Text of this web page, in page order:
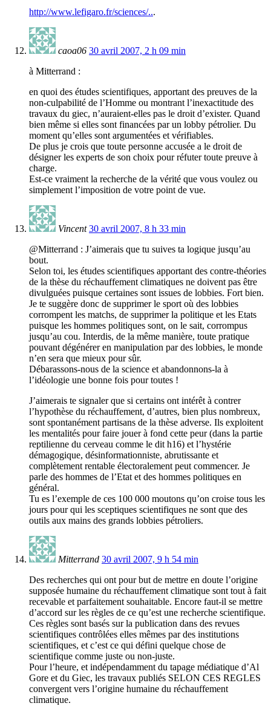
http://www.lefigaro.fr/sciences/...
caoa06 30 avril 2007, 2 h 09 min
à Mitterrand :
en quoi des études scientifiques, apportant des preuves de la
non-culpabilité de l’Homme ou montrant l’inexactitude des
travaux du giec, n’auraient-elles pas le droit d’exister. Quand
bien même si elles sont financées par un lobby pétrolier. Du
moment qu’elles sont argumentées et vérifiables.
De plus je crois que toute personne accusée a le droit de
désigner les experts de son choix pour réfuter toute preuve à
charge.
Est-ce vraiment la recherche de la vérité que vous voulez ou
simplement l’imposition de votre point de vue.
Vincent 30 avril 2007, 8 h 33 min
@Mitterrand : J’aimerais que tu suives ta logique jusqu’au
bout.
Selon toi, les études scientifiques apportant des contre-théories
de la thèse du réchauffement climatiques ne doivent pas être
divulguées puisque certaines sont issues de lobbies. Fort bien.
Je te suggère donc de supprimer le sport où des lobbies
corrompent les matchs, de supprimer la politique et les Etats
puisque les hommes politiques sont, on le sait, corrompus
jusqu’au cou. Interdis, de la même manière, toute pratique
pouvant dégénérer en manipulation par des lobbies, le monde
n’en sera que mieux pour sûr.
Débarassons-nous de la science et abandonnons-la à
l’idéologie une bonne fois pour toutes !
J’aimerais te signaler que si certains ont intérêt à contrer
l’hypothèse du réchauffement, d’autres, bien plus nombreux,
sont spontanément partisans de la thèse adverse. Ils exploitent
les mentalités pour faire jouer à fond cette peur (dans la partie
reptilienne du cerveau comme le dit h16) et l’hystérie
démagogique, désinformationniste, abrutissante et
complètement rentable électoralement peut commencer. Je
parle des hommes de l’Etat et des hommes politiques en
général.
Tu es l’exemple de ces 100 000 moutons qu’on croise tous les
jours pour qui les sceptiques scientifiques ne sont que des
outils aux mains des grands lobbies pétroliers.
Mitterrand 30 avril 2007, 9 h 54 min
Des recherches qui ont pour but de mettre en doute l’origine
supposée humaine du réchauffement climatique sont tout à fait
recevable et parfaitement souhaitable. Encore faut-il se mettre
d’accord sur les règles de ce qu’est une recherche scientifique.
Ces règles sont basés sur la publication dans des revues
scientifiques contrôlées elles mêmes par des institutions
scientifiques, et c’est ce qui défini quelque chose de
scientifique comme juste ou non-juste.
Pour l’heure, et indépendamment du tapage médiatique d’Al
Gore et du Giec, les travaux publiés SELON CES REGLES
convergent vers l’origine humaine du réchauffement
climatique.